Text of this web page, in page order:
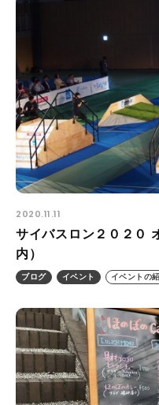
2020.11.11
サイバスロン２０２０
内）
ブログ イベント イベントの